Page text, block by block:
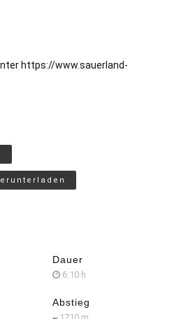
https://www.sauerland-
Dauer
6:10 h
Abstieg